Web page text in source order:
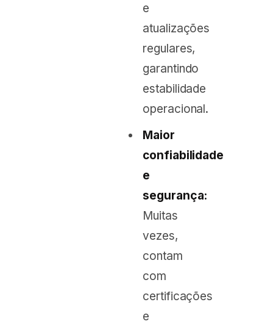
e
atualizações
regulares,
garantindo
estabilidade
operacional.
Maior
confiabilidade
e
segurança:
Muitas
vezes,
contam
com
certificações
e